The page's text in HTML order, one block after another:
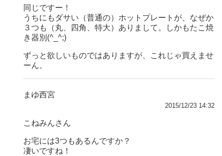
同じですー！
うちにもダサい（普通の）ホットプレートが、なぜか
３つも（丸、四角、特大）ありまして。しかもたこ焼
き器別(^_^;)
ずっと欲しいものではありますが、これじゃ買えませ
ーん。
まゆ西宮
2015/12/23 14:32
こねみんさん
お宅には3つもあるんですか？
凄いですね！